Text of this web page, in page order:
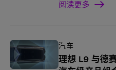
阅读更多
汽车
理想 L9 与德